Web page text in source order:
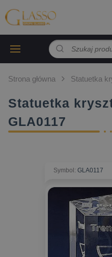
Strona główna Statuetka
Statuetka
GLA0117
Symbol : GLA0117